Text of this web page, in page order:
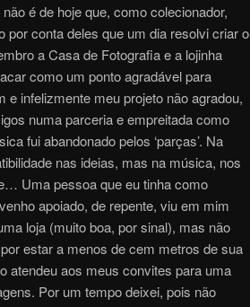
é de hoje que, como colecionador,
por conta deles que um dia resolvi criar o
a Casa de Fotografia e a lojinha
como um ponto agradável para
infelizmente meu projeto não agradou,
numa parceria e empreitada como
fui abandonado pelos ‘parças’. Na
nas ideias, mas na música, nos
Uma pessoa que eu tinha como
apoiado, de repente, viu em mim
loja (muito boa, por sinal), mas não
estar a menos de cem metros de sua
atendeu aos meus convites para uma
Por um tempo deixei, pois não